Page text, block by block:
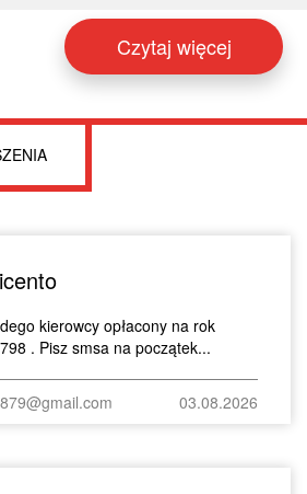
Czytaj więcej
kierowcy opłacony na rok
. Pisz smsa na początek...
03.08.2026